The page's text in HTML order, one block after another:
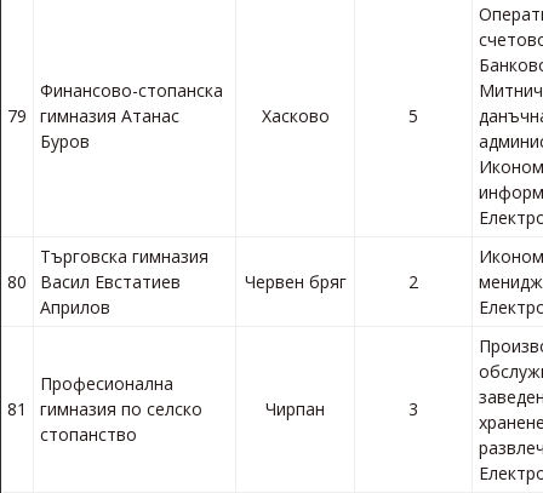
79
Финансово-стопанска
гимназия Атанас
Буров
Хасково 5
80
Търговска гимназия
Васил Евстатиев
Априлов
Червен бряг 2
81
Професионална
гимназия по селско
стопанство
Чирпан 3